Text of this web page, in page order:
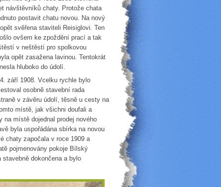
návštěvníků chaty. Protože chata
postavit chatu novou. Na nový
svěřena staviteli Reisiglovi. Ten
ovšem ke zpoždění prací a tak
v neštěstí pro spolkovou
opět zasažena lavinou. Tentokrát
hluboko do údolí.
září 1908. Vcelku rychle bylo
osobně stavební rada
v závěru údolí, těsně u cesty na
místě, jak všichni doufali a
místě dojednal prodej nového
byla uspořádána sbírka na novou
chaty započala v roce 1909 a
pojmenovány pokoje Bílský
dokončena a bylo